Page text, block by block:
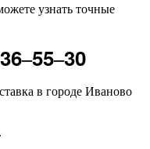
узнать точные
в городе Иваново